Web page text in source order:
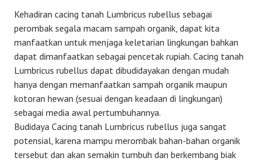
Kehadiran cacing tanah Lumbricus rubellus sebagai
perombak segala macam sampah organik, dapat kita
manfaatkan untuk menjaga keletarian lingkungan bahkan
dapat dimanfaatkan sebagai pencetak rupiah. Cacing tanah
Lumbricus rubellus dapat dibudidayakan dengan mudah
hanya dengan memanfaatkan sampah organik maupun
kotoran hewan (sesuai dengan keadaan di lingkungan)
sebagai media awal pertumbuhannya.
Budidaya Cacing tanah Lumbricus rubellus juga sangat
potensial, karena mampu merombak bahan-bahan organik
tersebut dan akan semakin tumbuh dan berkembang biak